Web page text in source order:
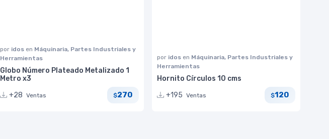
por idos en Máquinaria, Partes Industriales y
Herramientas
Globo Número Plateado Metalizado 1
Metro x3
+28 Ventas $270
por idos en Máquinaria, Partes Industriales y
Herramientas
Hornito Círculos 10 cms
+195 Ventas $120